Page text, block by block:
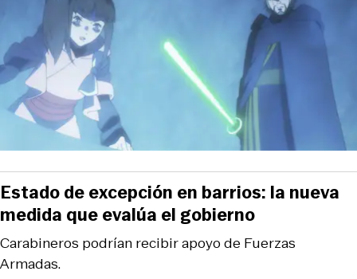
Carabineros podrían recibir apoyo de Fuerzas
Armadas.
Estado de excepción en barrios: la nueva
medida que evalúa el gobierno